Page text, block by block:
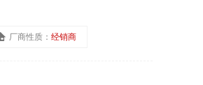
厂商性质： 经销商